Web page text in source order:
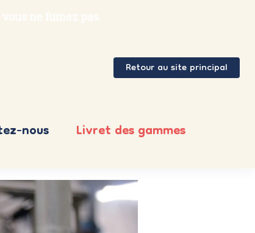
Retour au site principal
nous
Livret des gammes